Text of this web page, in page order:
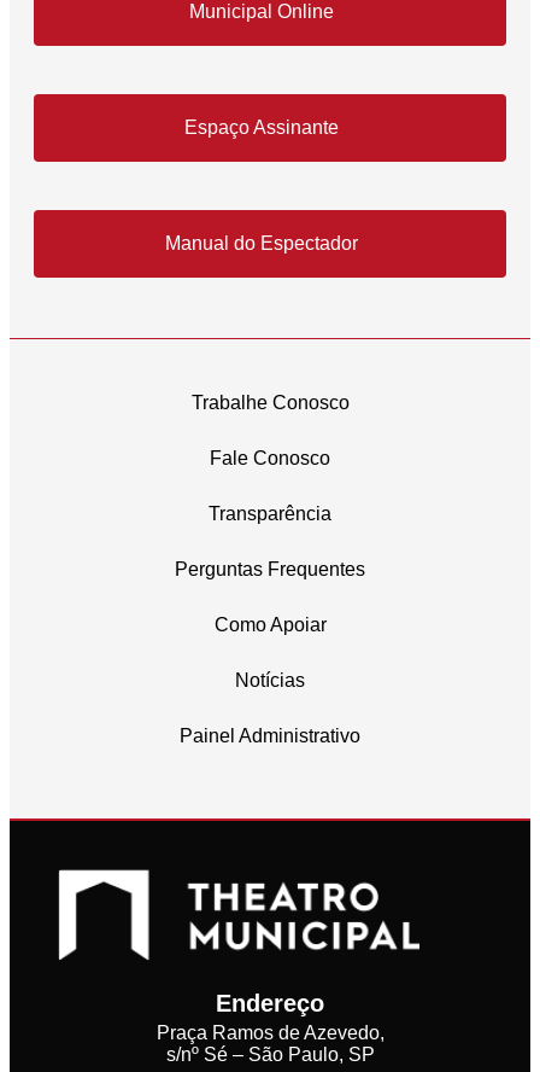
Municipal Online
Espaço Assinante
Manual do Espectador
Trabalhe Conosco
Fale Conosco
Transparência
Perguntas Frequentes
Como Apoiar
Notícias
Painel Administrativo
Endereço
Praça Ramos de Azevedo,
s/nº Sé – São Paulo, SP